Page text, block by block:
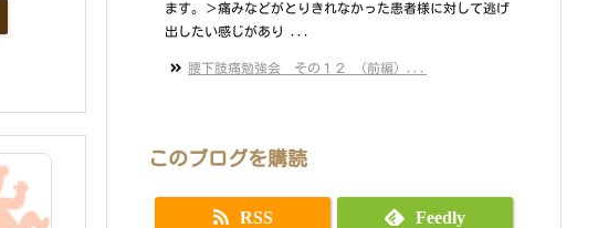
ます。＞痛みなどがとりきれなかった患者様に対して逃げ
出したい感じがあり ...
腰下肢痛勉強会 その１２ （前編）...
このブログを購読
RSS Feedly